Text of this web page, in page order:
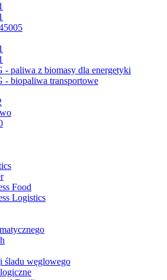
paliwa z biomasy dla energetyki
biopaliwa transportowe
Food
Logistics
śladu węglowego